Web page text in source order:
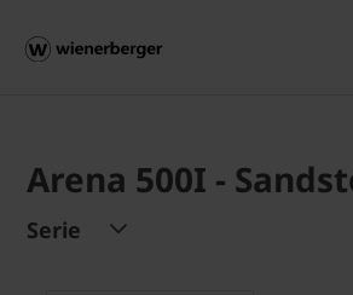
Arena 500I -
Serie